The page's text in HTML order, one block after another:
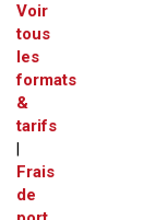
Voir
tous
les
formats
&
tarifs
Frais
de